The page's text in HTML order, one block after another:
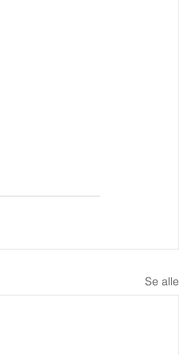
Se alle